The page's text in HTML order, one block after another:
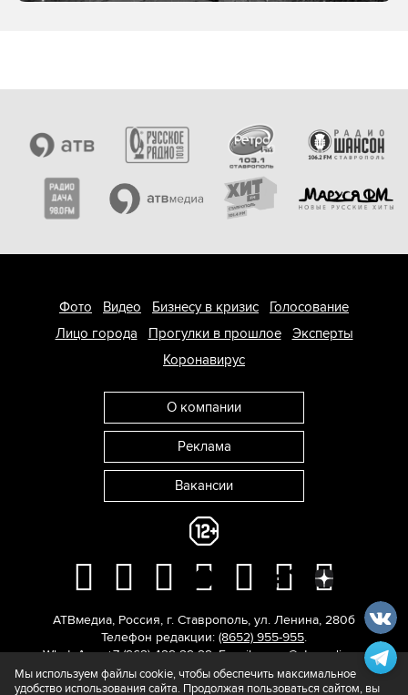
Фото Видео Бизнесу в кризис
Голосование
Лицо города
Прогулки в прошлое
Эксперты
Коронавирус
О компании
Реклама
Вакансии
АТВмедиа, Россия, г. Ставрополь, ул. Ленина, 280б
Телефон редакции: (8652) 955-955.
WhatsApp: +7 (962) 429-29-29. E-mail:news@atvmedia.ru.
© 2017-2026. Все права защищены.
Мы используем файлы cookie, чтобы обеспечить максимальное
удобство использования сайта. Продолжая пользоваться сайтом, вы